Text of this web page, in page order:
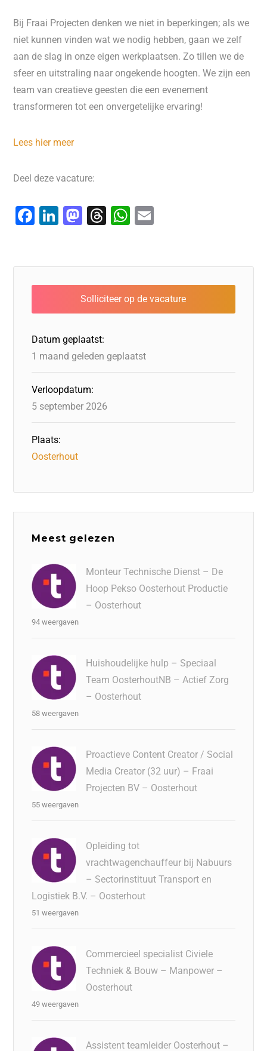
Bij Fraai Projecten denken we niet in beperkingen; als we
niet kunnen vinden wat we nodig hebben, gaan we zelf
aan de slag in onze eigen werkplaatsen. Zo tillen we de
sfeer en uitstraling naar ongekende hoogten. We zijn een
team van creatieve geesten die een evenement
transformeren tot een onvergetelijke ervaring!
Lees hier meer
Deel deze vacature:
F
e
b
o
o
k
Li
e
dI
n
M
o
d
o
n
T
a
d
s
W
s
A
p
l
Datum geplaatst:
1 maand geleden geplaatst
Verloopdatum:
5 september 2026
Plaats:
Oosterhout
Meest gelezen
Monteur Technische Dienst – De
Hoop Pekso Oosterhout Productie
– Oosterhout
94 weergaven
Huishoudelijke hulp – Speciaal
Team OosterhoutNB – Actief Zorg
– Oosterhout
58 weergaven
Proactieve Content Creator / Social
Media Creator (32 uur) – Fraai
Projecten BV – Oosterhout
55 weergaven
Opleiding tot
vrachtwagenchauffeur bij Nabuurs
– Sectorinstituut Transport en
Logistiek B.V. – Oosterhout
51 weergaven
Commercieel specialist Civiele
Techniek & Bouw – Manpower –
Oosterhout
49 weergaven
Assistent teamleider Oosterhout –